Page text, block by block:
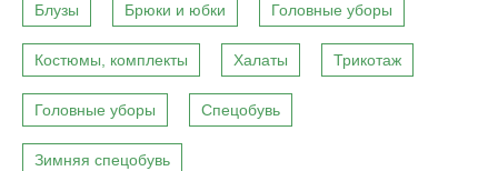
Блузы Брюки и юбки Головные уборы
Костюмы, комплекты Халаты Трикотаж
Головные уборы Спецобувь
Зимняя спецобувь